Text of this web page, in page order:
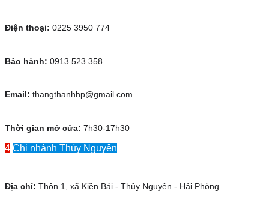
Điện thoại: 0225 3950 774
Bảo hành: 0913 523 358
Email: thangthanhhp@gmail.com
Thời gian mở cửa: 7h30-17h30
4 Chi nhánh Thủy Nguyên
Địa chỉ: Thôn 1, xã Kiền Bái - Thủy Nguyên - Hải Phòng